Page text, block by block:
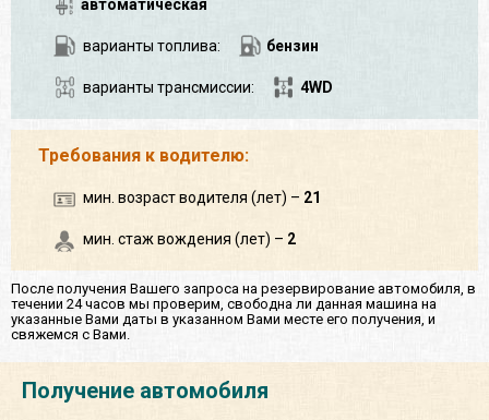
автоматическая
варианты топлива: бензин
варианты трансмиссии: 4WD
Требования к водителю:
мин. возраст водителя (лет) – 21
мин. стаж вождения (лет) – 2
После получения Вашего запроса на резервирование автомобиля, в
течении 24 часов мы проверим, свободна ли данная машина на
указанные Вами даты в указанном Вами месте его получения, и
свяжемся с Вами.
Получение автомобиля